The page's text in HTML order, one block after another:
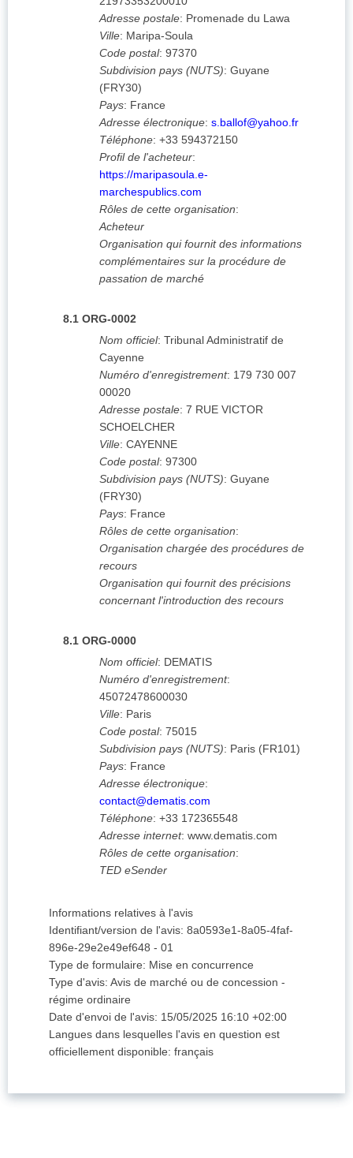
Adresse postale: Promenade du Lawa
Ville: Maripa-Soula
Code postal: 97370
Subdivision pays (NUTS): Guyane
(FRY30)
Pays: France
Adresse électronique: s.ballof@yahoo.fr
Téléphone: +33 594372150
Profil de l'acheteur:
https://maripasoula.e-
marchespublics.com
Rôles de cette organisation:
Acheteur
Organisation qui fournit des informations
complémentaires sur la procédure de
passation de marché
8.1 ORG-0002
Nom officiel: Tribunal Administratif de
Cayenne
Numéro d'enregistrement: 179 730 007
00020
Adresse postale: 7 RUE VICTOR
SCHOELCHER
Ville: CAYENNE
Code postal: 97300
Subdivision pays (NUTS): Guyane
(FRY30)
Pays: France
Rôles de cette organisation:
Organisation chargée des procédures de
recours
Organisation qui fournit des précisions
concernant l'introduction des recours
8.1 ORG-0000
Nom officiel: DEMATIS
Numéro d'enregistrement:
45072478600030
Ville: Paris
Code postal: 75015
Subdivision pays (NUTS): Paris (FR101)
Pays: France
Adresse électronique:
contact@dematis.com
Téléphone: +33 172365548
Adresse internet: www.dematis.com
Rôles de cette organisation:
TED eSender
Informations relatives à l'avis
Identifiant/version de l'avis: 8a0593e1-8a05-4faf-
896e-29e2e49ef648 - 01
Type de formulaire: Mise en concurrence
Type d'avis: Avis de marché ou de concession -
régime ordinaire
Date d'envoi de l'avis: 15/05/2025 16:10 +02:00
Langues dans lesquelles l'avis en question est
officiellement disponible: français